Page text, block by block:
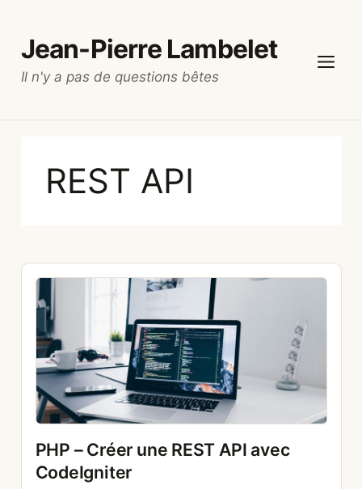
contenu
Jean-Pierre Lambelet
Il n'y a pas de questions bêtes
REST API
PHP – Créer une REST API avec
CodeIgniter